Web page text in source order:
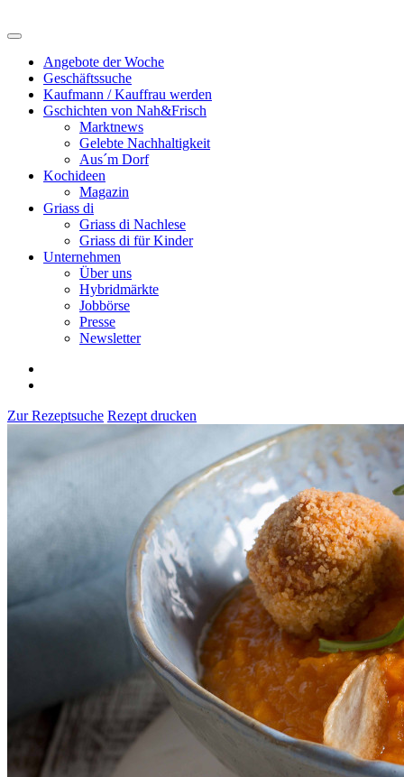
Angebote der Woche
Geschäftssuche
Kaufmann / Kauffrau werden
Gschichten von Nah&Frisch
Marktnews
Gelebte Nachhaltigkeit
Aus´m Dorf
Kochideen
Magazin
Griass di
Griass di Nachlese
Griass di für Kinder
Unternehmen
Über uns
Hybridmärkte
Jobbörse
Presse
Newsletter
Zur Rezeptsuche Rezept drucken